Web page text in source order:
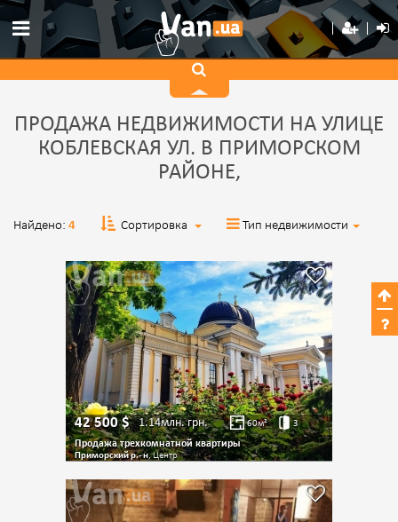
ПРОДАЖА НЕДВИЖИМОСТИ НА УЛИЦЕ
КОБЛЕВСКАЯ УЛ. В ПРИМОРСКОМ
РАЙОНЕ,
Найдено: 4 Сортировка Тип недвижимости
42 500$ 1.14млн.грн. 60м² 3
Продажа трехкомнатной квартиры
Приморский р.- н, Центр